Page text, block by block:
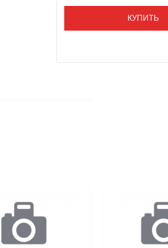
КУПИТЬ